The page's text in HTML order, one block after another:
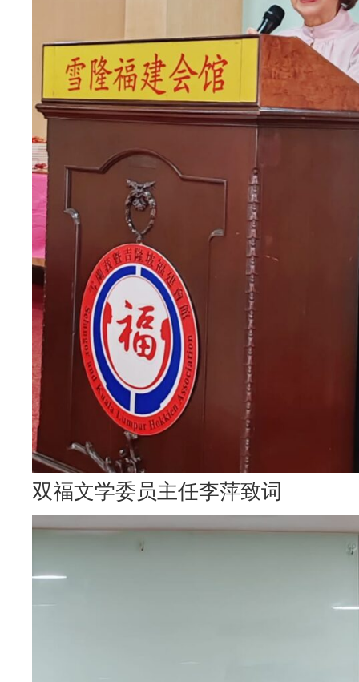
双福文学委员主任李萍致词